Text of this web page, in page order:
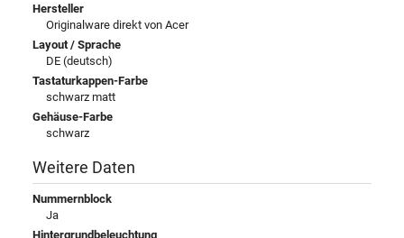
Hersteller
Originalware direkt von Acer
Layout / Sprache
DE (deutsch)
Tastaturkappen-Farbe
schwarz matt
Gehäuse-Farbe
schwarz
Weitere Daten
Nummernblock
Ja
Hintergrundbeleuchtung